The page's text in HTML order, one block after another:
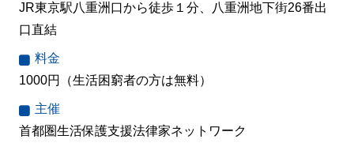
JR東京駅八重洲口から徒歩１分、八重洲地下街26番出
口直結
料金
1000円（生活困窮者の方は無料）
主催
首都圏生活保護支援法律家ネットワーク